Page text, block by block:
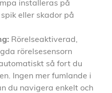
installeras på
eller skador på
Rörelseaktiverad,
rörelsesensorn
så fort du
Ingen mer fumlande i
du navigera enkelt och